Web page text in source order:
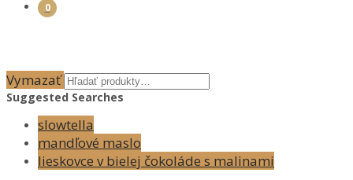
0
Vymazať
Suggested Searches
slowtella
mandľové maslo
lieskovce v bielej čokoláde s malinami